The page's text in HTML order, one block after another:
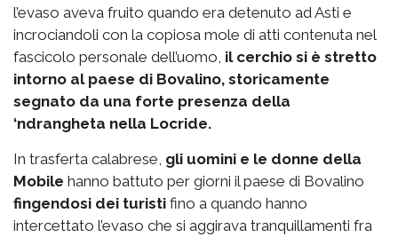
l’evaso aveva fruito quando era detenuto ad Asti e
incrociandoli con la copiosa mole di atti contenuta nel
fascicolo personale dell’uomo, il cerchio si è stretto
intorno al paese di Bovalino, storicamente
segnato da una forte presenza della
‘ndrangheta nella Locride.
In trasferta calabrese, gli uomini e le donne della
Mobile hanno battuto per giorni il paese di Bovalino
fingendosi dei turisti fino a quando hanno
intercettato l’evaso che si aggirava tranquillamenti fra